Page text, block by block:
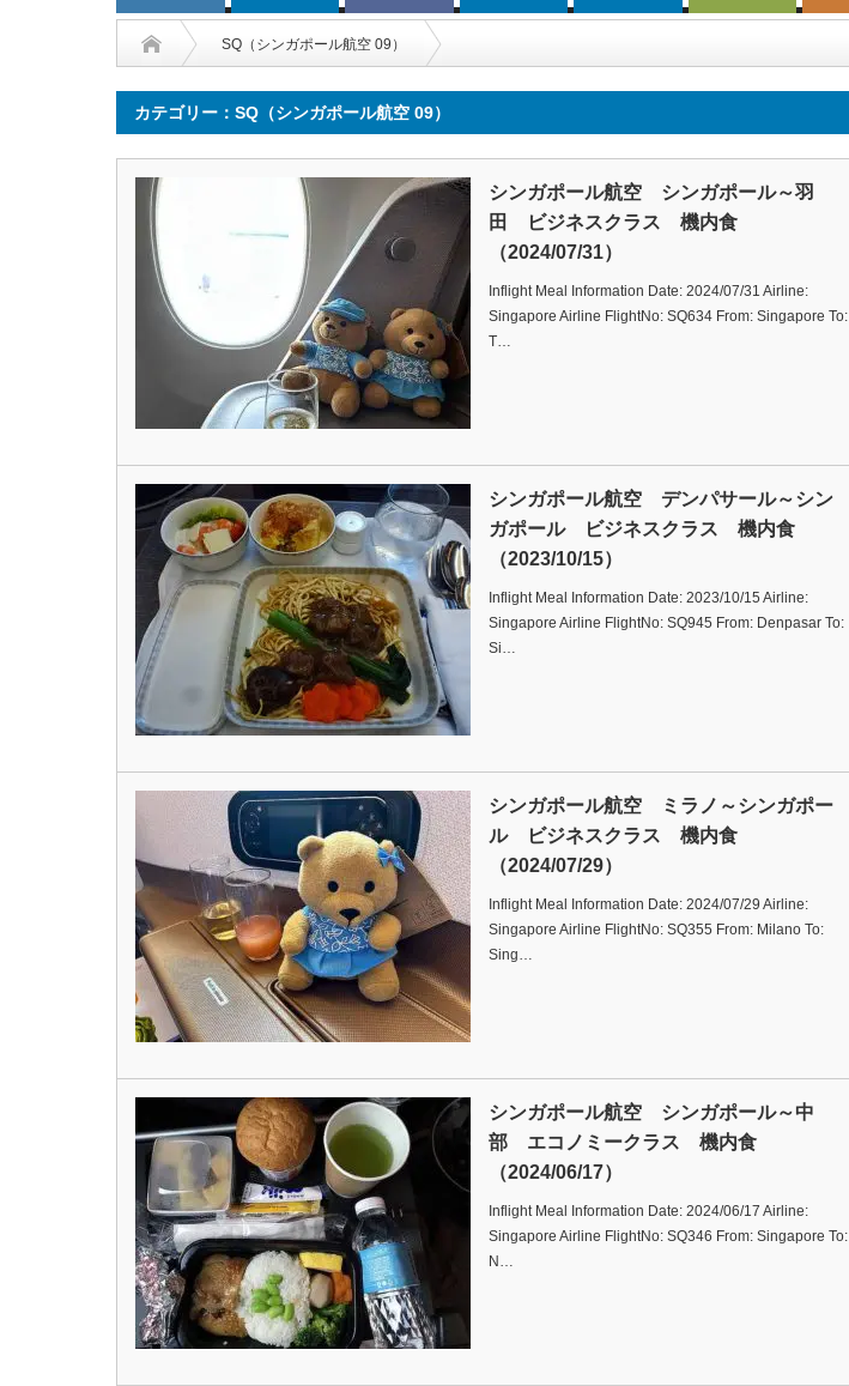
SQ（シンガポール航空 09）
カテゴリー：SQ（シンガポール航空 09）
シンガポール航空 シンガポール～羽
田 ビジネスクラス 機内食
（2024/07/31）
Inflight Meal Information Date: 2024/07/31 Airline:
Singapore Airline FlightNo: SQ634 From: Singapore To:
T…
シンガポール航空 デンパサール～シン
ガポール ビジネスクラス 機内食
（2023/10/15）
Inflight Meal Information Date: 2023/10/15 Airline:
Singapore Airline FlightNo: SQ945 From: Denpasar To:
Si…
シンガポール航空 ミラノ～シンガポー
ル ビジネスクラス 機内食
（2024/07/29）
Inflight Meal Information Date: 2024/07/29 Airline:
Singapore Airline FlightNo: SQ355 From: Milano To:
Sing…
シンガポール航空 シンガポール～中
部 エコノミークラス 機内食
（2024/06/17）
Inflight Meal Information Date: 2024/06/17 Airline:
Singapore Airline FlightNo: SQ346 From: Singapore To:
N…